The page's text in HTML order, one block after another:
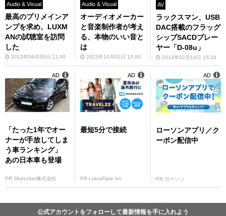
Audio & Visual
最高のプリメインア
ンプを求め、LUXM
ANの試聴室を訪問
した
2013年09月30日 11:00
Audio & Visual
オーディオメーカー
と音楽制作者が考え
る、本物のいい音と
は
2013年10月01日 15:00
AV
ラックスマン、USB
DAC搭載のフラッグ
シップSACDプレー
ヤー「D-08u」
2014年02月14日 15:24
「たった1年でオー
ナーが手放してしま
う車ランキング」
あの日本車も登場
PR Skyrocket株式会社
AD
最短5分で接続
PR LotusFlare Inc
AD
ローソンアプリ／ク
ーポン配信中
PR ローソン
AD
公式アカウントをフォローして最新情報を手に入れよう